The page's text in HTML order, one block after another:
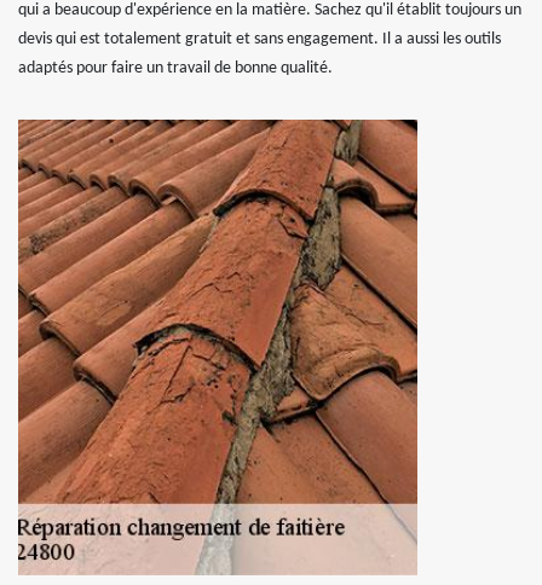
qui a beaucoup d'expérience en la matière. Sachez qu'il établit toujours un
devis qui est totalement gratuit et sans engagement. Il a aussi les outils
adaptés pour faire un travail de bonne qualité.